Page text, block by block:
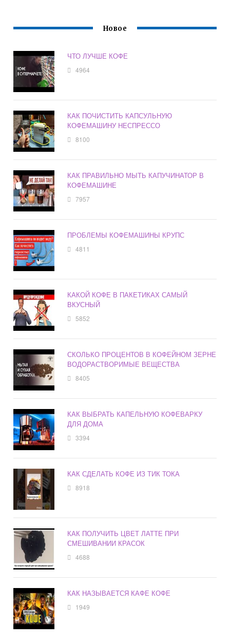
Новое
ЧТО ЛУЧШЕ КОФЕ
4964
КАК ПОЧИСТИТЬ КАПСУЛЬНУЮ
КОФЕМАШИНУ НЕСПРЕССО
8100
КАК ПРАВИЛЬНО МЫТЬ КАПУЧИНАТОР В
КОФЕМАШИНЕ
7957
ПРОБЛЕМЫ КОФЕМАШИНЫ КРУПС
4811
КАКОЙ КОФЕ В ПАКЕТИКАХ САМЫЙ
ВКУСНЫЙ
5852
СКОЛЬКО ПРОЦЕНТОВ В КОФЕЙНОМ ЗЕРНЕ
ВОДОРАСТВОРИМЫЕ ВЕЩЕСТВА
8405
КАК ВЫБРАТЬ КАПЕЛЬНУЮ КОФЕВАРКУ
ДЛЯ ДОМА
3394
КАК СДЕЛАТЬ КОФЕ ИЗ ТИК ТОКА
8918
КАК ПОЛУЧИТЬ ЦВЕТ ЛАТТЕ ПРИ
СМЕШИВАНИИ КРАСОК
4688
КАК НАЗЫВАЕТСЯ КАФЕ КОФЕ
1949